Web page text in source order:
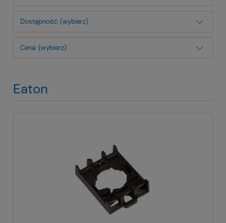
Dostępność: (wybierz)
Cena: (wybierz)
Eaton